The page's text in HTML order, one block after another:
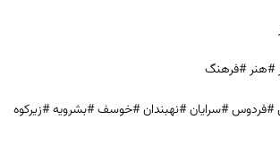
#هنر #فرهنگ
#سرایان #نهبندان #خوسف #بشرویه #زیرکوه